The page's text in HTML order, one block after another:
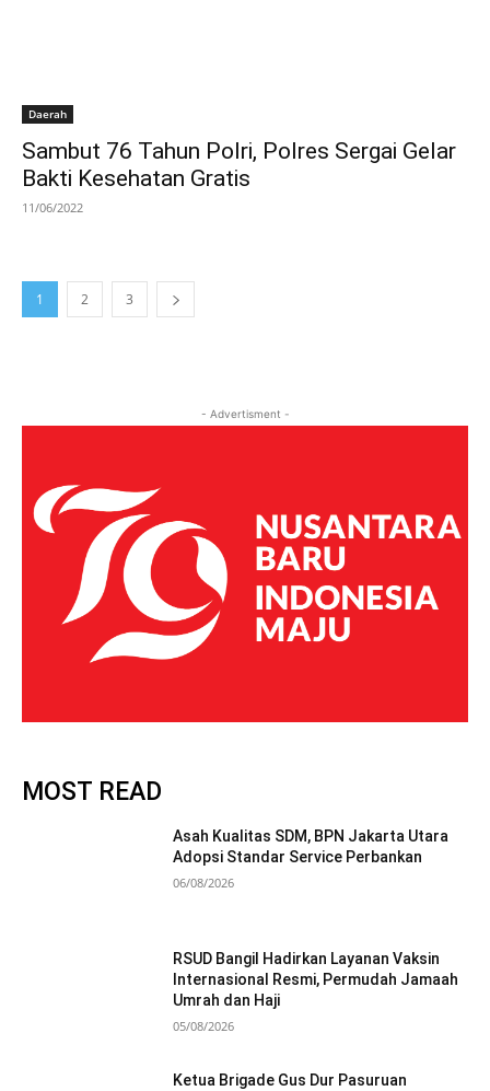
Daerah
Sambut 76 Tahun Polri, Polres Sergai Gelar
Bakti Kesehatan Gratis
11/06/2022
1 2 3
- Advertisment -
MOST READ
Asah Kualitas SDM, BPN Jakarta Utara
Adopsi Standar Service Perbankan
06/08/2026
RSUD Bangil Hadirkan Layanan Vaksin
Internasional Resmi, Permudah Jamaah
Umrah dan Haji
05/08/2026
Ketua Brigade Gus Dur Pasuruan